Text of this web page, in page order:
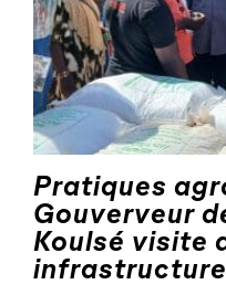
Pratiques
Gouverveur
Koulsé visite